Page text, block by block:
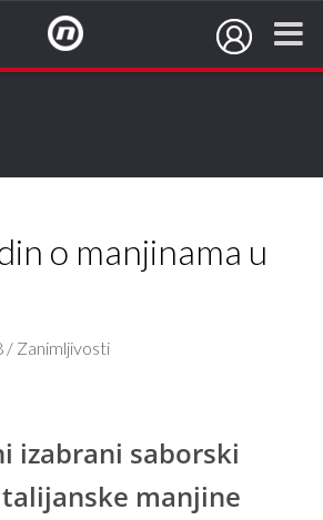
o manjinama u
/ Zanimljivosti
izabrani saborski
manjine